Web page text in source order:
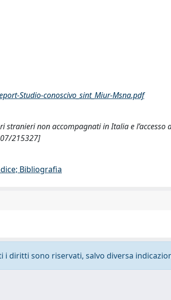
Studio-conoscivo_sint_Miur-Msna.pdf
non accompagnati in Italia e l’accesso
215327]
Bibliografia
diritti sono riservati, salvo diversa